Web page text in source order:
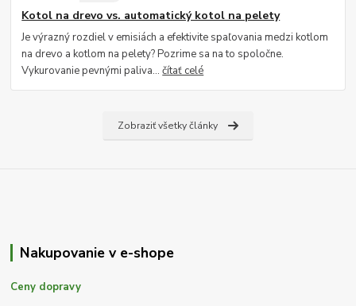
Kotol na drevo vs. automatický kotol na pelety
Je výrazný rozdiel v emisiách a efektivite spaľovania medzi kotlom
na drevo a kotlom na pelety? Pozrime sa na to spoločne.
Vykurovanie pevnými paliva...čítať celé
Zobraziť všetky články
Nakupovanie v e-shope
Ceny dopravy